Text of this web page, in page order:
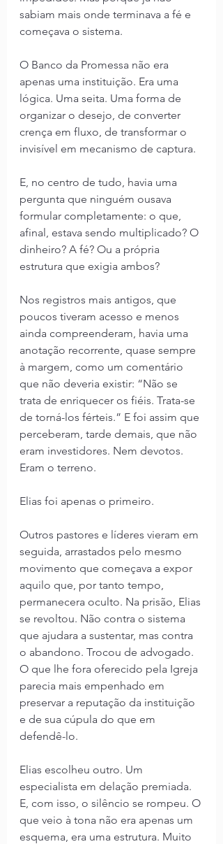
sabiam mais onde terminava a fé e
começava o sistema.
O Banco da Promessa não era
apenas uma instituição. Era uma
lógica. Uma seita. Uma forma de
organizar o desejo, de converter
crença em fluxo, de transformar o
invisível em mecanismo de captura.
E, no centro de tudo, havia uma
pergunta que ninguém ousava
formular completamente: o que,
afinal, estava sendo multiplicado? O
dinheiro? A fé? Ou a própria
estrutura que exigia ambos?
Nos registros mais antigos, que
poucos tiveram acesso e menos
ainda compreenderam, havia uma
anotação recorrente, quase sempre
à margem, como um comentário
que não deveria existir: “Não se
trata de enriquecer os fiéis. Trata-se
de torná-los férteis.” E foi assim que
perceberam, tarde demais, que não
eram investidores. Nem devotos.
Eram o terreno.
Elias foi apenas o primeiro.
Outros pastores e líderes vieram em
seguida, arrastados pelo mesmo
movimento que começava a expor
aquilo que, por tanto tempo,
permanecera oculto. Na prisão, Elias
se revoltou. Não contra o sistema
que ajudara a sustentar, mas contra
o abandono. Trocou de advogado.
O que lhe fora oferecido pela Igreja
parecia mais empenhado em
preservar a reputação da instituição
e de sua cúpula do que em
defendê-lo.
Elias escolheu outro. Um
especialista em delação premiada.
E, com isso, o silêncio se rompeu. O
que veio à tona não era apenas um
esquema, era uma estrutura. Muito